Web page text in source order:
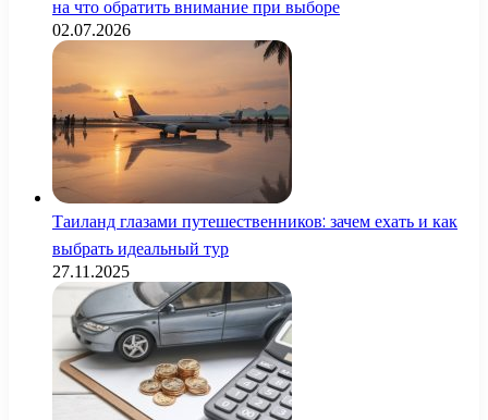
на что обратить внимание при выборе
02.07.2026
Таиланд глазами путешественников: зачем ехать и как
выбрать идеальный тур
27.11.2025